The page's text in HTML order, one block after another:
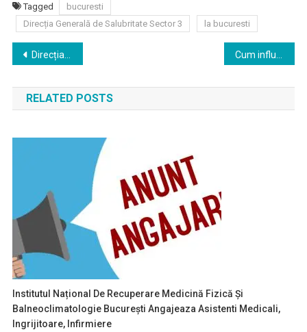
Tagged
bucuresti
Direcția Generală de Salubritate Sector 3
la bucuresti
Navigare
în
articole
Direcția Generală de Salubritate Sector 3 Bucuresti angajeaza Muncitor necalificat si Muncitor calificat
RELATED POSTS
Institutul Național De Recuperare Medicină Fizică Și
Balneoclimatologie București Angajeaza Asistenti Medicali,
Ingrijitoare, Infirmiere